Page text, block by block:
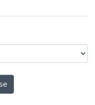
збірник